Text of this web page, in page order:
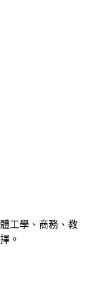
工學、商務、教
。